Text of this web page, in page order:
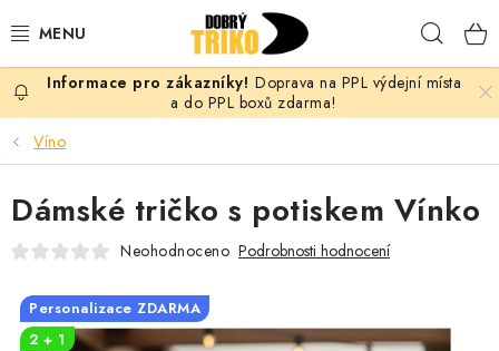
na
PRO ŽENY
PRO MUŽE
PRO DĚTI
PRO PÁRY
Doprava na PPL výdejní místa
a do PPL boxů zdarma!
Víno
Dámské tričko s potiskem Vínko
Neohodnoceno Podrobnosti hodnocení
Personalizace ZDARMA
2 + 1